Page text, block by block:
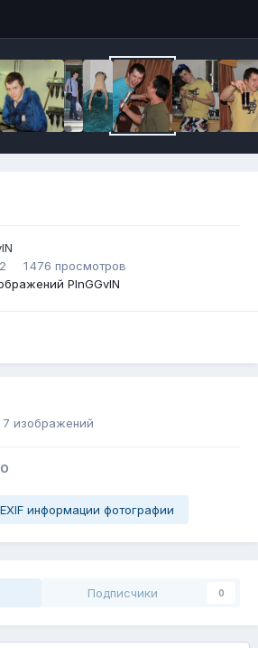
1 476 просмотров
PlnGGvlN
7 изображений
информации фотографии
Подписчики 0